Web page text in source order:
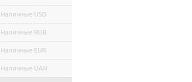
Наличные USD
Наличные RUB
Наличные EUR
Наличные UAH